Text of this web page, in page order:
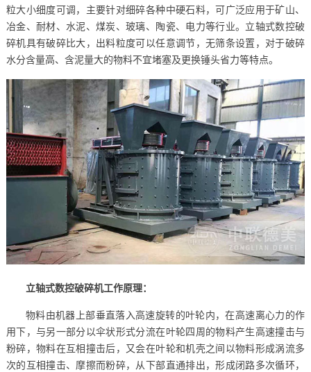
粒大小细度可调，主要针对细碎各种中硬石料，可广泛应用于矿山、
冶金、耐材、水泥、煤炭、玻璃、陶瓷、电力等行业。立轴式数控破
碎机具有破碎比大，出料粒度可以任意调节，无筛条设置，对于破碎
水分含量高、含泥量大的物料不宜堵塞及更换锤头省力等特点。
立轴式数控破碎机工作原理：
物料由机器上部垂直落入高速旋转的叶轮内，在高速离心力的作
用下，与另一部分以伞状形式分流在叶轮四周的物料产生高速撞击与
粉碎，物料在互相撞击后，又会在叶轮和机壳之间以物料形成涡流多
次的互相撞击、摩擦而粉碎，从下部直通排出，形成闭路多次循环，